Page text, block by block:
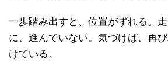
一歩踏み出すと、位置がずれる。
に、進んでいない。気づけば、再
けている。